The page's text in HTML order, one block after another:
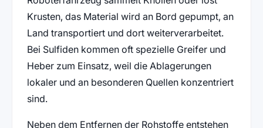
Krusten, das Material wird an Bord gepumpt, an
Land transportiert und dort weiterverarbeitet.
Bei Sulfiden kommen oft spezielle Greifer und
Heber zum Einsatz, weil die Ablagerungen
lokaler und an besonderen Quellen konzentriert
sind.
Neben dem Entfernen der Rohstoffe entstehen